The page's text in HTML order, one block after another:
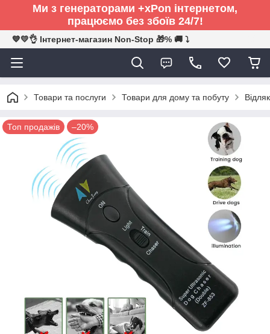
Ми з генераторами +xPon інтернетом,
працюємо без збоїв 24/7!
💙💛👌 Інтернет-магазин Non-Stop 🎁% 🚚 ⤵
Товари та послуги Товари для дому та побуту
Топ продажів –20%